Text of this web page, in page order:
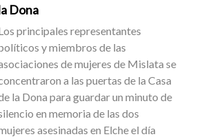
Dona
principales representantes
y miembros de las
de mujeres de Mislata se
a las puertas de la Casa
la Dona para guardar un minuto de
en memoria de las dos
asesinadas en Elche el día